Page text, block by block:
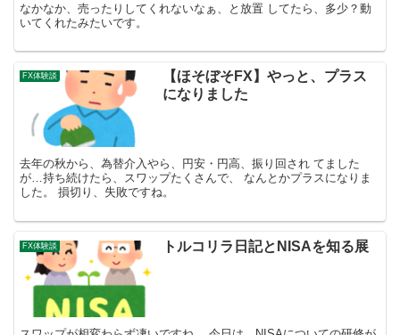
なかなか、売ったりしてくれないなぁ、と放置 してたら、多少？動
いてくれたみたいです。
FX体験談
【ほそぼそFX】やっと、プラス
になりました
去年の秋から、為替介入やら、円安・円高、振り回され てました
が…持ち続けたら、スワップたくさんで、 なんとかプラスになりま
した。 損切り、失敗ですね。
FX体験談 トルコリラ日記とNISAを知る展